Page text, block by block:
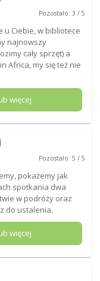
Pozostało: 3 / 5
u Ciebie, w bibliotece
najnowszy
cały sprzęt) a
Africa, my się też nie
więcej
Pozostało: 5 / 5
pokażemy jak
spotkania dwa
w podróży oraz
do ustalenia.
więcej